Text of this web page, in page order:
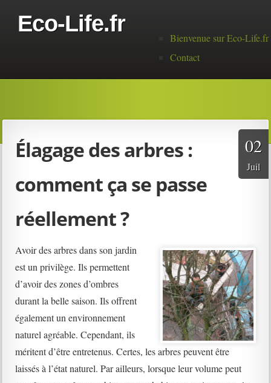
Eco-Life.fr
Menu principal
Bienvenue sur Eco-Life.fr
Contact
Élagage des arbres :
comment ça se passe
réellement ?
02
Juil
Avoir des arbres dans son jardin
est un privilège. Ils permettent
d’avoir des zones d’ombres
durant la belle saison. Ils offrent
également un environnement
naturel agréable. Cependant, ils
méritent d’être entretenus. Certes, les arbres peuvent être
laissés à l’état naturel. Par ailleurs, lorsque leur volume peut